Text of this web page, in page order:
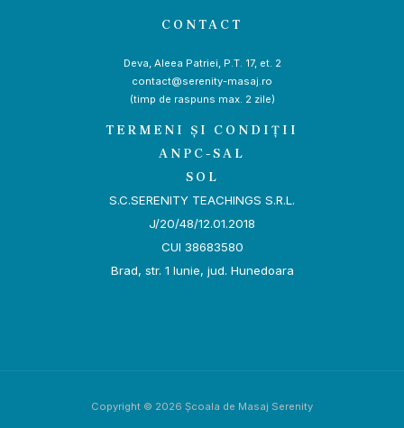
CONTACT
Deva, Aleea Patriei, P.T. 17, et. 2
contact@serenity-masaj.ro
(timp de raspuns max. 2 zile)
TERMENI ȘI CONDIȚII
ANPC-SAL
SOL
S.C.SERENITY TEACHINGS S.R.L.
J/20/48/12.01.2018
CUI 38683580
Brad, str. 1 Iunie, jud. Hunedoara
Copyright © 2026 Școala de Masaj Serenity